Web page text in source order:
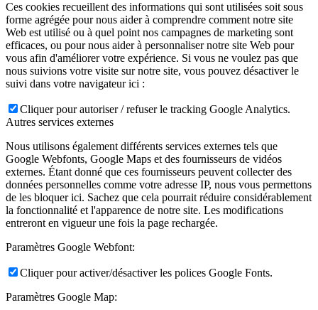
Ces cookies recueillent des informations qui sont utilisées soit sous
forme agrégée pour nous aider à comprendre comment notre site
Web est utilisé ou à quel point nos campagnes de marketing sont
efficaces, ou pour nous aider à personnaliser notre site Web pour
vous afin d'améliorer votre expérience. Si vous ne voulez pas que
nous suivions votre visite sur notre site, vous pouvez désactiver le
suivi dans votre navigateur ici :
Cliquer pour autoriser / refuser le tracking Google Analytics.
Autres services externes
Nous utilisons également différents services externes tels que
Google Webfonts, Google Maps et des fournisseurs de vidéos
externes. Étant donné que ces fournisseurs peuvent collecter des
données personnelles comme votre adresse IP, nous vous permettons
de les bloquer ici. Sachez que cela pourrait réduire considérablement
la fonctionnalité et l'apparence de notre site. Les modifications
entreront en vigueur une fois la page rechargée.
Paramètres Google Webfont:
Cliquer pour activer/désactiver les polices Google Fonts.
Paramètres Google Map: